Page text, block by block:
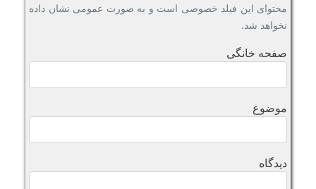
محتوای این فیلد خصوصی است و به صورت عمومی نشان داده
نخواهد شد.
صفحه خانگی
موضوع
دیدگاه